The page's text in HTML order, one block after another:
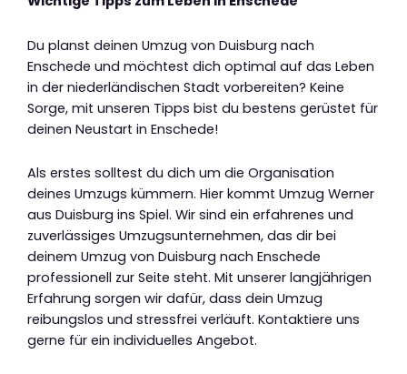
Du planst deinen Umzug von Duisburg nach
Enschede und möchtest dich optimal auf das Leben
in der niederländischen Stadt vorbereiten? Keine
Sorge, mit unseren Tipps bist du bestens gerüstet für
deinen Neustart in Enschede!
Als erstes solltest du dich um die Organisation
deines Umzugs kümmern. Hier kommt Umzug Werner
aus Duisburg ins Spiel. Wir sind ein erfahrenes und
zuverlässiges Umzugsunternehmen, das dir bei
deinem Umzug von Duisburg nach Enschede
professionell zur Seite steht. Mit unserer langjährigen
Erfahrung sorgen wir dafür, dass dein Umzug
reibungslos und stressfrei verläuft. Kontaktiere uns
gerne für ein individuelles Angebot.